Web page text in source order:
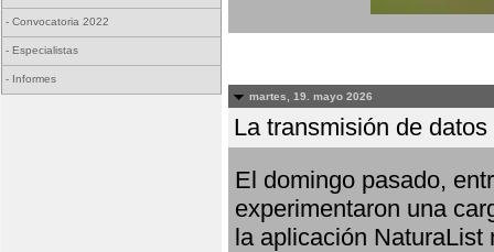
- Convocatoria 2022
- Especialistas
- Informes
martes, 19. mayo 2026
La transmisión de
El domingo pasado,
experimentaron una
la aplicación NaturaList